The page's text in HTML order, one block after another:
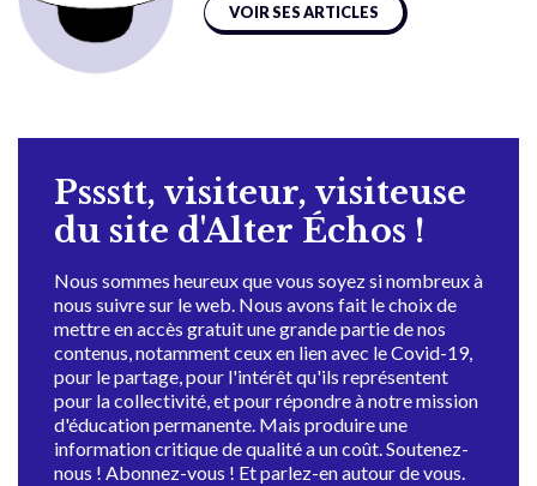
VOIR SES ARTICLES
Pssstt, visiteur, visiteuse
du site d'Alter Échos !
Nous sommes heureux que vous soyez si nombreux à
nous suivre sur le web. Nous avons fait le choix de
mettre en accès gratuit une grande partie de nos
contenus, notamment ceux en lien avec le Covid-19,
pour le partage, pour l'intérêt qu'ils représentent
pour la collectivité, et pour répondre à notre mission
d'éducation permanente. Mais produire une
information critique de qualité a un coût. Soutenez-
nous ! Abonnez-vous ! Et parlez-en autour de vous.